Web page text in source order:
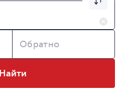
Обратно
Найти